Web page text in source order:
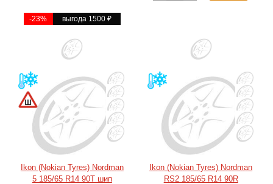
-23% выгода 1500 ₽
Ikon (Nokian Tyres) Nordman
5 185/65 R14 90T шип
Ikon (Nokian Tyres) Nordman
RS2 185/65 R14 90R